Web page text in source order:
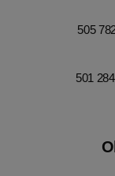
505
501